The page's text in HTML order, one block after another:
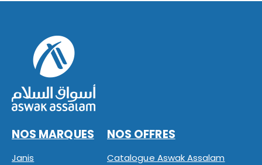
NOS MARQUES
Janis
NOS OFFRES
Catalogue Aswak Assalam